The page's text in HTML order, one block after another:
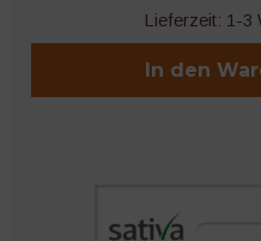
Lieferzeit: 1-3
In den